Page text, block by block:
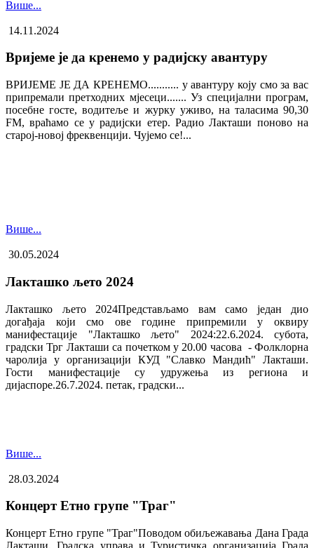
Више...
14.11.2024
Вријеме је да кренемо у радијску авантуру
ВРИЈЕМЕ ЈЕ ДА КРЕНЕМО........... у авантуру коју смо за вас
припремали претходних мјесеци....... Уз специјални програм,
посебне госте, водитеље и журку уживо, на таласима 90,30
FM, враћамо се у радијски етер. Радио Лакташи поново на
старој-новој фреквенцији. Чујемо се!...
Више...
30.05.2024
Лакташко љето 2024
Лакташко љето 2024Представљамо вам само један дио
догађаја који смо ове године припремили у оквиру
манифестације "Лакташко љето" 2024:22.6.2024. субота,
градски Трг Лакташи са почетком у 20.00 часова - Фолклорна
чаролија у организацији КУД "Славко Мандић" Лакташи.
Гости манифестације су удружења из региона и
дијаспоре.26.7.2024. петак, градски...
Више...
28.03.2024
Концерт Етно групе "Траг"
Концерт Етно групе "Траг"Поводом обиљежавања Дана Града
Лакташи, Градска управа и Туристичка организација Града